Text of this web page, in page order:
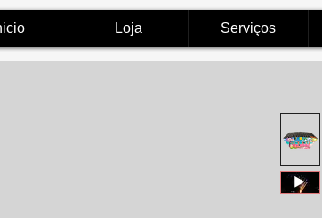
Loja Serviços